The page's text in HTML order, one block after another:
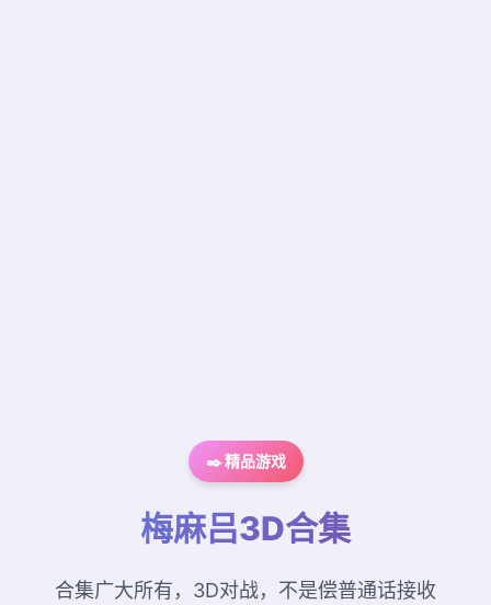
✒️ 精品游戏
梅麻吕3D合集
合集广大所有，3D对战，不是偿普通话接收